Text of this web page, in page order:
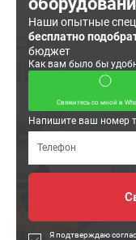
Наши опытные
бесплатно
бюджет
Как вам было бы
Свяжитесь со мной в
Напишите ваш номер
Я подтверждаю